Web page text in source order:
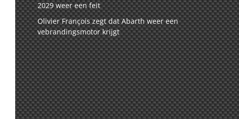
2029 weer een feit
Olivier François zegt dat Abarth weer een
vebrandingsmotor krijgt